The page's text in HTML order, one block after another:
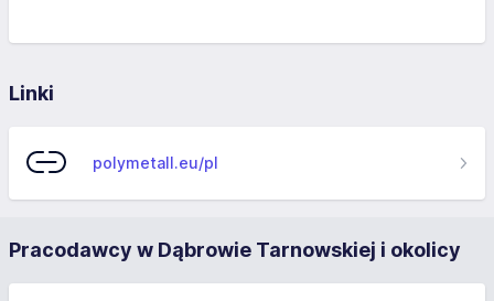
Linki
polymetall.eu/pl
Pracodawcy w Dąbrowie Tarnowskiej i okolicy